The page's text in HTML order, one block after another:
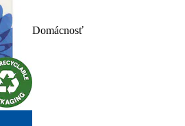
Domácnosť